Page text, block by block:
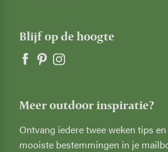
Blijf op de hoogte
Meer outdoor inspiratie?
Ontvang iedere twee weken tips
mooiste bestemmingen in je